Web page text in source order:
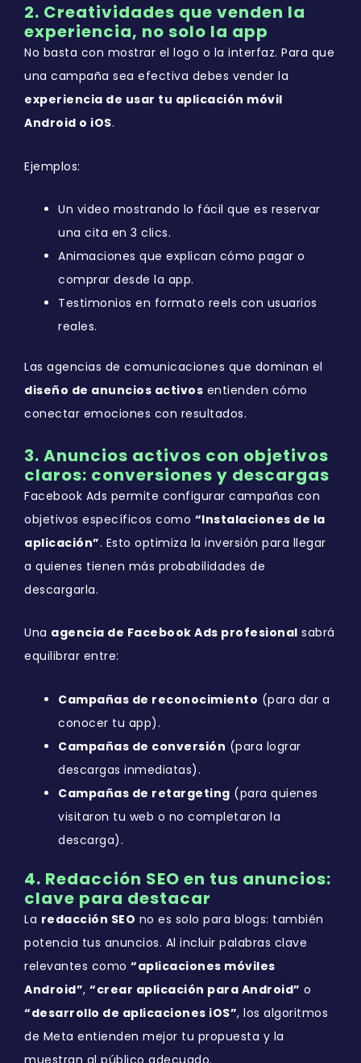
2. Creatividades que venden la
experiencia, no solo la app
No basta con mostrar el logo o la interfaz. Para que
una campaña sea efectiva debes vender la
experiencia de usar tu aplicación móvil
Android o iOS.
Ejemplos:
Un video mostrando lo fácil que es reservar
una cita en 3 clics.
Animaciones que explican cómo pagar o
comprar desde la app.
Testimonios en formato reels con usuarios
reales.
Las agencias de comunicaciones que dominan el
diseño de anuncios activos entienden cómo
conectar emociones con resultados.
3. Anuncios activos con objetivos
claros: conversiones y descargas
Facebook Ads permite configurar campañas con
objetivos específicos como “Instalaciones de la
aplicación”. Esto optimiza la inversión para llegar
a quienes tienen más probabilidades de
descargarla.
Una agencia de Facebook Ads profesional sabrá
equilibrar entre:
Campañas de reconocimiento (para dar a
conocer tu app).
Campañas de conversión (para lograr
descargas inmediatas).
Campañas de retargeting (para quienes
visitaron tu web o no completaron la
descarga).
4. Redacción SEO en tus anuncios:
clave para destacar
La redacción SEO no es solo para blogs: también
potencia tus anuncios. Al incluir palabras clave
relevantes como “aplicaciones móviles
Android”, “crear aplicación para Android” o
“desarrollo de aplicaciones iOS”, los algoritmos
de Meta entienden mejor tu propuesta y la
muestran al público adecuado.